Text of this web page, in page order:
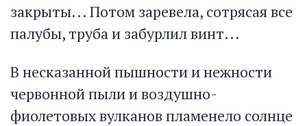
закрыты... Потом заревела, сотрясая все
палубы, труба и забурлил винт...
В несказанной пышности и нежности
червонной пыли и воздушно-
фиолетовых вулканов пламенело солнце